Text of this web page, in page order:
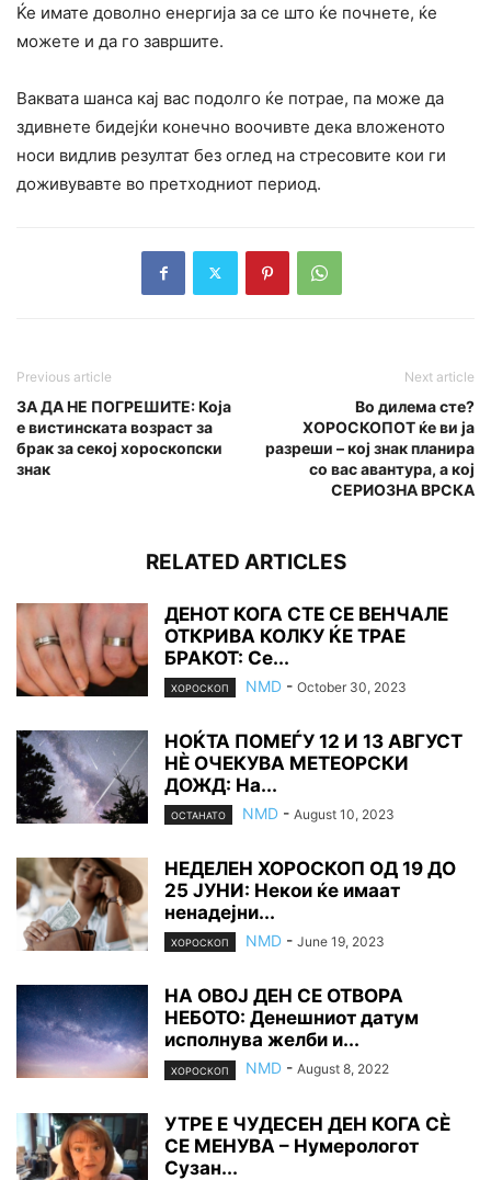
Ќе имате доволно енергија за се што ќе почнете, ќе
можете и да го завршите.
Ваквата шанса кај вас подолго ќе потрае, па може да
здивнете бидејќи конечно воочивте дека вложеното
носи видлив резултат без оглед на стресовите кои ги
доживувавте во претходниот период.
Previous article
ЗА ДА НЕ ПОГРЕШИТЕ: Која
е вистинската возраст за
брак за секој хороскопски
знак
Next article
Во дилема сте?
ХОРОСКОПОТ ќе ви ја
разреши – кој знак планира
со вас авантура, а кој
СЕРИОЗНА ВРСКА
RELATED ARTICLES
ДЕНОТ КОГА СТЕ СЕ ВЕНЧАЛЕ
ОТКРИВА КОЛКУ ЌЕ ТРАЕ
БРАКОТ: Се...
ХОРОСКОП NMD - October 30, 2023
НОЌТА ПОМЕЃУ 12 И 13 АВГУСТ
НÈ ОЧЕКУВА МЕТЕОРСКИ
ДОЖД: На...
ОСТАНАТО NMD - August 10, 2023
НЕДЕЛЕН ХОРОСКОП ОД 19 ДО
25 ЈУНИ: Некои ќе имаат
ненадејни...
ХОРОСКОП NMD - June 19, 2023
НА ОВОЈ ДЕН СЕ ОТВОРА
НЕБОТО: Денешниот датум
исполнува желби и...
ХОРОСКОП NMD - August 8, 2022
УТРЕ Е ЧУДЕСЕН ДЕН КОГА СÈ
СЕ МЕНУВА – Нумерологот
Сузан...